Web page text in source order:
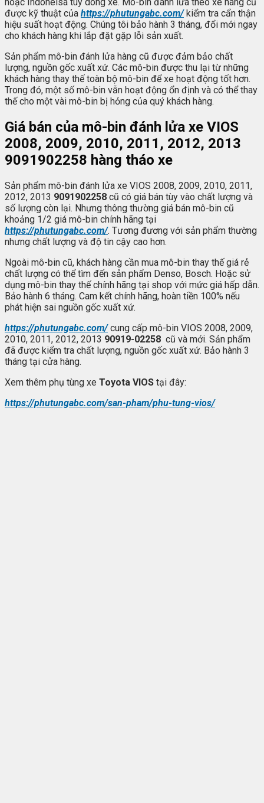
được kỹ thuật của https://phutungabc.com/kiểm tra cẩn thận
hiệu suất hoạt động. Chúng tôi bảo hành 3 tháng, đổi mới ngay
cho khách hàng khi lắp đặt gặp lỗi sản xuất.
Sản phẩm mô-bin đánh lửa hàng cũ được đảm bảo chất
lượng, nguồn gốc xuất xứ. Các mô-bin được thu lại từ những
khách hàng thay thế toàn bộ mô-bin để xe hoạt động tốt hơn.
Trong đó, một số mô-bin vẫn hoạt động ổn định và có thể thay
thế cho một vài mô-bin bị hỏng của quý khách hàng.
Giá bán của mô-bin đánh lửa xe VIOS
2008, 2009, 2010, 2011, 2012, 2013
9091902258 hàng tháo xe
Sản phẩm mô-bin đánh lửa xe VIOS 2008, 2009, 2010, 2011,
2012, 2013 9091902258 cũ có giá bán tùy vào chất lượng và
số lượng còn lại. Nhưng thông thường giá bán mô-bin cũ
khoảng 1/2 giá mô-bin chính hãng tại
https://phutungabc.com/. Tương đương với sản phẩm thường
nhưng chất lượng và độ tin cậy cao hơn.
Ngoài mô-bin cũ, khách hàng cần mua mô-bin thay thế giá rẻ
chất lượng có thể tìm đến sản phẩm Denso, Bosch. Hoặc sử
dụng mô-bin thay thế chính hãng tại shop với mức giá hấp dẫn.
Bảo hành 6 tháng. Cam kết chính hãng, hoàn tiền 100% nếu
phát hiện sai nguồn gốc xuất xứ.
https://phutungabc.com/cung cấp mô-bin VIOS 2008, 2009,
2010, 2011, 2012, 2013 90919-02258 cũ và mới. Sản phẩm
đã được kiểm tra chất lượng, nguồn gốc xuất xứ. Bảo hành 3
tháng tại cửa hàng.
Xem thêm phụ tùng xe Toyota VIOS tại đây:
https://phutungabc.com/san-pham/phu-tung-vios/